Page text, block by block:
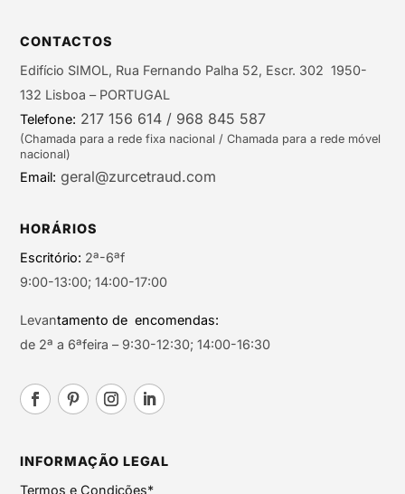
CONTACTOS
Edifício SIMOL, Rua Fernando Palha 52, Escr. 302 1950-
132 Lisboa – PORTUGAL
Telefone: 217 156 614 / 968 845 587
(Chamada para a rede fixa nacional / Chamada para a rede móvel
nacional)
Email: geral@zurcetraud.com
HORÁRIOS
Escritório: 2ª-6ªf
9:00-13:00; 14:00-17:00
Levantamento de encomendas:
de 2ª a 6ªfeira – 9:30-12:30; 14:00-16:30
INFORMAÇÃO LEGAL
Termos e Condições*